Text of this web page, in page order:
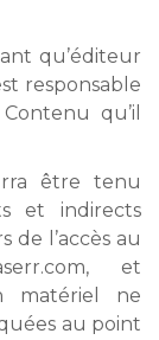
qu’éditeur
responsable
qu’il
être tenu
et indirects
de l’accès au
et
matériel ne
au point